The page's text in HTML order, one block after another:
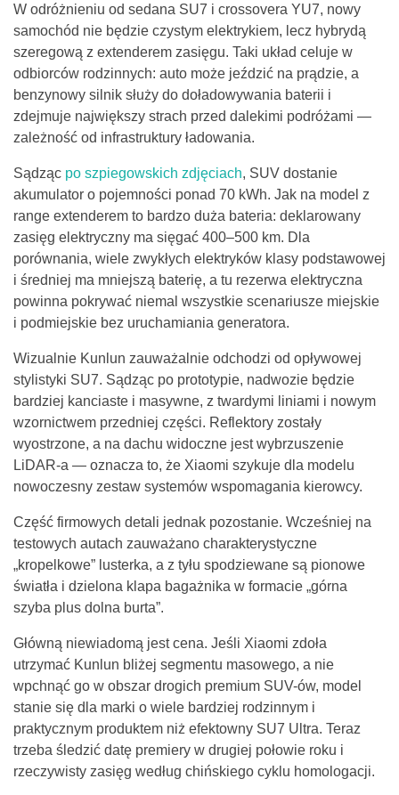
W odróżnieniu od sedana SU7 i crossovera YU7, nowy
samochód nie będzie czystym elektrykiem, lecz hybrydą
szeregową z extenderem zasięgu. Taki układ celuje w
odbiorców rodzinnych: auto może jeździć na prądzie, a
benzynowy silnik służy do doładowywania baterii i
zdejmuje największy strach przed dalekimi podróżami —
zależność od infrastruktury ładowania.
Sądząc po szpiegowskich zdjęciach, SUV dostanie
akumulator o pojemności ponad 70 kWh. Jak na model z
range extenderem to bardzo duża bateria: deklarowany
zasięg elektryczny ma sięgać 400–500 km. Dla
porównania, wiele zwykłych elektryków klasy podstawowej
i średniej ma mniejszą baterię, a tu rezerwa elektryczna
powinna pokrywać niemal wszystkie scenariusze miejskie
i podmiejskie bez uruchamiania generatora.
Wizualnie Kunlun zauważalnie odchodzi od opływowej
stylistyki SU7. Sądząc po prototypie, nadwozie będzie
bardziej kanciaste i masywne, z twardymi liniami i nowym
wzornictwem przedniej części. Reflektory zostały
wyostrzone, a na dachu widoczne jest wybrzuszenie
LiDAR-a — oznacza to, że Xiaomi szykuje dla modelu
nowoczesny zestaw systemów wspomagania kierowcy.
Część firmowych detali jednak pozostanie. Wcześniej na
testowych autach zauważano charakterystyczne
„kropelkowe” lusterka, a z tyłu spodziewane są pionowe
światła i dzielona klapa bagażnika w formacie „górna
szyba plus dolna burta”.
Główną niewiadomą jest cena. Jeśli Xiaomi zdoła
utrzymać Kunlun bliżej segmentu masowego, a nie
wpchnąć go w obszar drogich premium SUV-ów, model
stanie się dla marki o wiele bardziej rodzinnym i
praktycznym produktem niż efektowny SU7 Ultra. Teraz
trzeba śledzić datę premiery w drugiej połowie roku i
rzeczywisty zasięg według chińskiego cyklu homologacji.